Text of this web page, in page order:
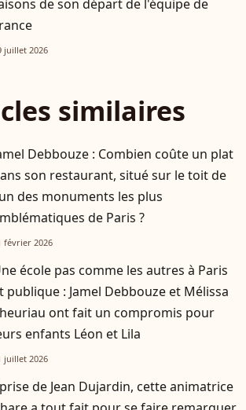
de son départ de l'équipe de
juillet 2026
similaires
Debbouze : Combien coûte un plat
son restaurant, situé sur le toit de
des monuments les plus
de Paris ?
février 2026
école pas comme les autres à Paris
publique : Jamel Debbouze et Mélissa
ont fait un compromis pour
enfants Léon et Lila
juillet 2026
de Jean Dujardin, cette animatrice